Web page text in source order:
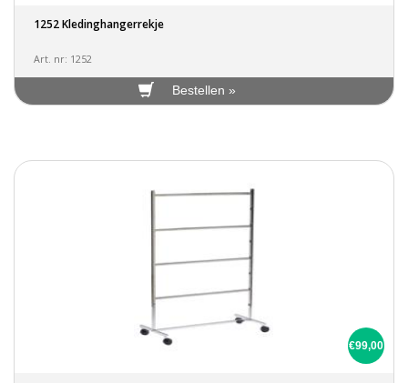
1252 Kledinghangerrekje
Art. nr: 1252
Bestellen »
€99,00